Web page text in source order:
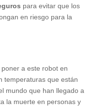
para evitar que los
en riesgo para la
a este robot en
temperaturas que están
mundo que han llegado a
la muerte en personas y